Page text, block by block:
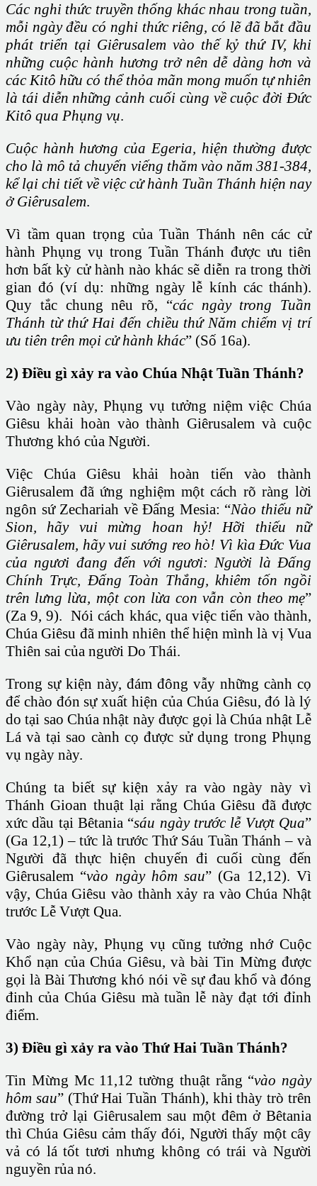
Các nghi thức truyền thống khác nhau trong tuần,
mỗi ngày đều có nghi thức riêng, có lẽ đã bắt đầu
phát triển tại Giêrusalem vào thế kỷ thứ IV, khi
những cuộc hành hương trở nên dễ dàng hơn và
các Kitô hữu có thể thỏa mãn mong muốn tự nhiên
là tái diễn những cảnh cuối cùng về cuộc đời Đức
Kitô qua Phụng vụ.
Cuộc hành hương của Egeria, hiện thường được
cho là mô tả chuyến viếng thăm vào năm 381-384,
kể lại chi tiết về việc cử hành Tuần Thánh hiện nay
ở Giêrusalem.
Vì tầm quan trọng của Tuần Thánh nên các cử
hành Phụng vụ trong Tuần Thánh được ưu tiên
hơn bất kỳ cử hành nào khác sẽ diễn ra trong thời
gian đó (ví dụ: những ngày lễ kính các thánh).
Quy tắc chung nêu rõ, “các ngày trong Tuần
Thánh từ thứ Hai đến chiều thứ Năm chiếm vị trí
ưu tiên trên mọi cử hành khác” (Số 16a).
2) Điều gì xảy ra vào Chúa Nhật Tuần Thánh?
Vào ngày này, Phụng vụ tưởng niệm việc Chúa
Giêsu khải hoàn vào thành Giêrusalem và cuộc
Thương khó của Người.
Việc Chúa Giêsu khải hoàn tiến vào thành
Giêrusalem đã ứng nghiệm một cách rõ ràng lời
ngôn sứ Zechariah về Đấng Mesia: “Nào thiếu nữ
Sion, hãy vui mừng hoan hỷ!Hỡi thiếu nữ
Giêrusalem, hãy vui sướng reo hò! Vì kìa Ðức Vua
của ngươi đang đến với ngươi:Người là Ðấng
Chính Trực, Ðấng Toàn Thắng,khiêm tốn ngồi
trên lưng lừa, một con lừa con vẫn còn theo mẹ”
(Za 9, 9). Nói cách khác, qua việc tiến vào thành,
Chúa Giêsu đã minh nhiên thể hiện mình là vị Vua
Thiên sai của người Do Thái.
Trong sự kiện này, đám đông vẫy những cành cọ
để chào đón sự xuất hiện của Chúa Giêsu, đó là lý
do tại sao Chúa nhật này được gọi là Chúa nhật Lễ
Lá và tại sao cành cọ được sử dụng trong Phụng
vụ ngày này.
Chúng ta biết sự kiện xảy ra vào ngày này vì
Thánh Gioan thuật lại rằng Chúa Giêsu đã được
xức dầu tại Bêtania “sáu ngày trước lễ Vượt Qua”
(Ga 12,1) – tức là trước Thứ Sáu Tuần Thánh – và
Người đã thực hiện chuyến đi cuối cùng đến
Giêrusalem “vào ngày hôm sau” (Ga 12,12). Vì
vậy, Chúa Giêsu vào thành xảy ra vào Chúa Nhật
trước Lễ Vượt Qua.
Vào ngày này, Phụng vụ cũng tưởng nhớ Cuộc
Khổ nạn của Chúa Giêsu, và bài Tin Mừng được
gọi là Bài Thương khó nói về sự đau khổ và đóng
đinh của Chúa Giêsu mà tuần lễ này đạt tới đỉnh
điểm.
3) Điều gì xảy ra vào Thứ Hai Tuần Thánh?
Tin Mừng Mc 11,12 tường thuật rằng “vào ngày
hôm sau” (Thứ Hai Tuần Thánh), khi thày trò trên
đường trở lại Giêrusalem sau một đêm ở Bêtania
thì Chúa Giêsu cảm thấy đói, Người thấy một cây
vả có lá tốt tươi nhưng không có trái và Người
nguyền rủa nó.